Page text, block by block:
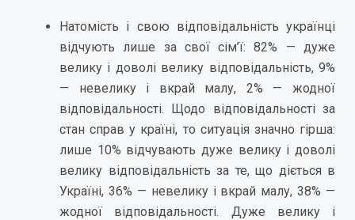
Натомість і свою відповідальність українці
відчують лише за свої сім’ї: 82% — дуже
велику і доволі велику відповідальність, 9%
— невелику і вкрай малу, 2% — жодної
відповідальності. Щодо відповідальності за
стан справ у країні, то ситуація значно гірша:
лише 10% відчувають дуже велику і доволі
велику відповідальність за те, що діється в
Україні, 36% — невелику і вкрай малу, 38% —
жодної відповідальності. Дуже велику і